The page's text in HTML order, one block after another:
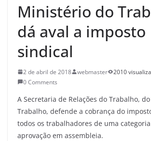
Ministério do
dá aval a imposto
sindical
2 de abril de 2018 webmaster
2010
0 Comments
A Secretaria de Relações do Trabalho,
Trabalho, defende a cobrança do
todos os trabalhadores de uma
aprovação em assembleia.